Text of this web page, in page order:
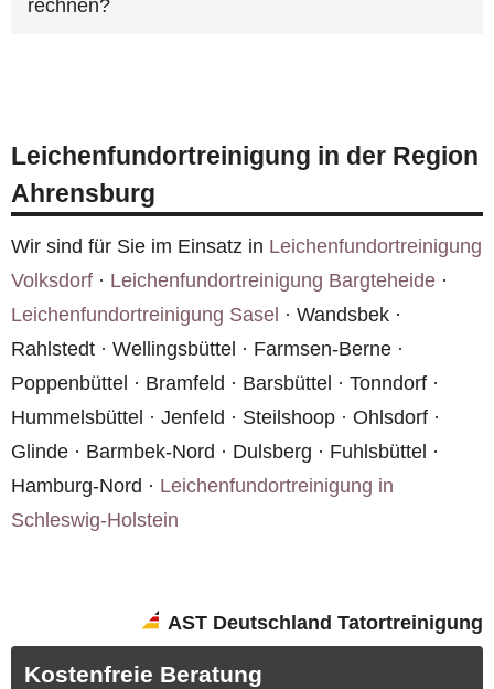
Deutschland achten wir darauf, dass weder
rechnen?
Kosten. Wir unterstützen Sie bei der Abwicklung
und rechnen auf Wunsch direkt mit der
Versicherung ab.
Leichenfundortreinigung in der Region
Ahrensburg
Wir sind für Sie im Einsatz in Leichenfundortreinigung
Volksdorf · Leichenfundortreinigung Bargteheide ·
Leichenfundortreinigung Sasel · Wandsbek ·
Rahlstedt · Wellingsbüttel · Farmsen-Berne ·
Poppenbüttel · Bramfeld · Barsbüttel · Tonndorf ·
Hummelsbüttel · Jenfeld · Steilshoop · Ohlsdorf ·
Glinde · Barmbek-Nord · Dulsberg · Fuhlsbüttel ·
Hamburg-Nord · Leichenfundortreinigung in
Schleswig-Holstein
AST Deutschland Tatortreinigung
Kostenfreie Beratung